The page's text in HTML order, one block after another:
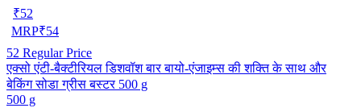
₹52
MRP₹54
52 Regular Price
एक्सो एंटी-बैक्टीरियल डिशवॉश बार बायो-एंजाइम्स की शक्ति के साथ और
बेकिंग सोडा ग्रीस बस्टर 500 g
500 g